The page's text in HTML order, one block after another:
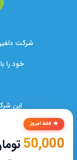
شرکت دلفین
خود را
این
در بهبود
🔥 فقط امروز
50,000